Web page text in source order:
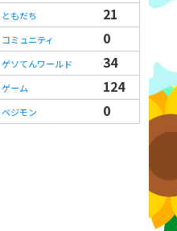
ともだち 21
コミュニティ 0
ゲソてんワールド 34
ゲーム 124
ベジモン 0